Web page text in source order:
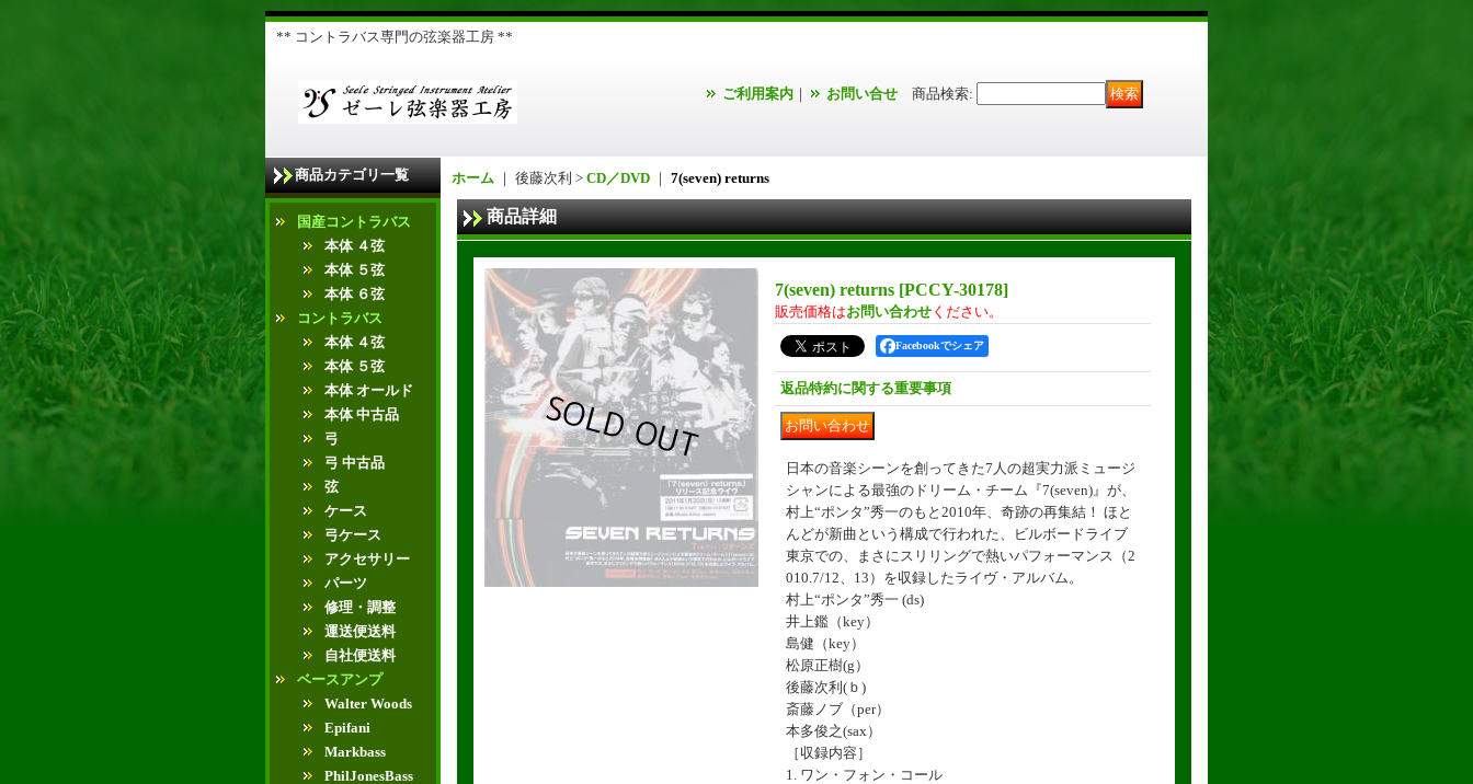
** コントラバス専門の弦楽器工房 **
ご利用案内 ｜ お問い合せ 商品検索:
商品カテゴリ一覧
国産コントラバス
本体 ４弦
本体 ５弦
本体 ６弦
コントラバス
本体 ４弦
本体 ５弦
本体 オールド
本体 中古品
弓
弓 中古品
弦
ケース
弓ケース
アクセサリー
パーツ
修理・調整
運送便送料
自社便送料
ベースアンプ
Walter Woods
Epifani
Markbass
PhilJonesBass
ホーム ｜ 後藤次利 > CD／DVD ｜ 7(seven) returns
商品詳細
7(seven) returns [PCCY-30178]
販売価格はお問い合わせ ください。
Facebookでシェア
返品特約に関する重要事項
日本の音楽シーンを創ってきた7人の超実力派ミュージ
シャンによる最強のドリーム・チーム『7(seven)』が、
村上“ポンタ”秀一のもと2010年、奇跡の再集結！ ほと
んどが新曲という構成で行われた、ビルボードライブ
東京での、まさにスリリングで熱いパフォーマンス（2
010.7/12、13）を収録したライヴ・アルバム。
村上“ポンタ”秀一 (ds)
井上鑑（key）
島健（key）
松原正樹(g）
後藤次利(ｂ)
斎藤ノブ（per）
本多俊之(sax）
［収録内容］
1. ワン・フォン・コール